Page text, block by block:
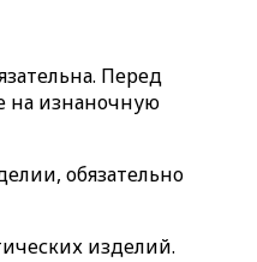
Перед
на изнаночную
обязательно
изделий.